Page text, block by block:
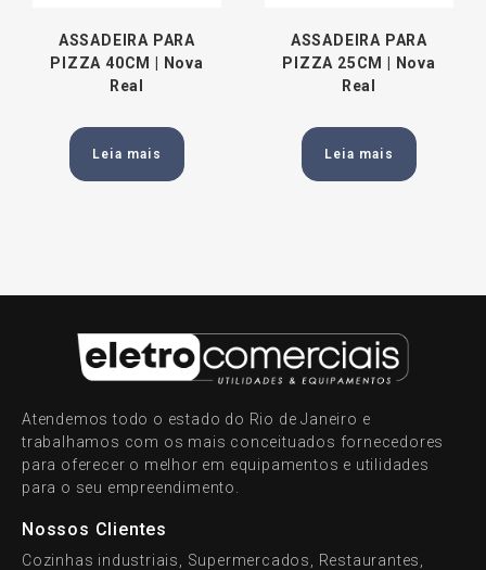
ASSADEIRA PARA
PIZZA 40CM | Nova
Real
Leia mais
ASSADEIRA PARA
PIZZA 25CM | Nova
Real
Leia mais
Atendemos todo o estado do Rio de Janeiro e
trabalhamos com os mais conceituados fornecedores
para oferecer o melhor em equipamentos e utilidades
para o seu empreendimento.
Nossos Clientes
Cozinhas industriais, Supermercados, Restaurantes,